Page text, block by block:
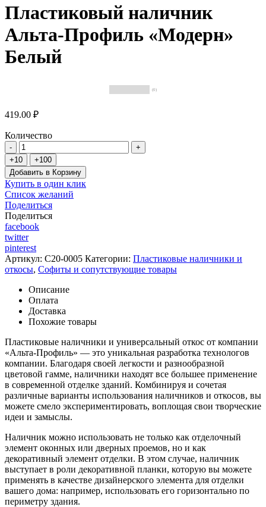
Пластиковый наличник
Альта-Профиль «Модерн»
Белый
(0)
419.00 ₽
Количество
Добавить в Корзину
Купить в один клик
Список желаний
Поделиться
Поделиться
facebook
twitter
pinterest
Артикул: C20-0005 Категории: Пластиковые наличники и
откосы, Софиты и сопутствующие товары
Описание
Оплата
Доставка
Похожие товары
Пластиковые наличники и универсальный откос от компании
«Альта-Профиль» — это уникальная разработка технологов
компании. Благодаря своей легкости и разнообразной
цветовой гамме, наличники находят все большее применение
в современной отделке зданий. Комбинируя и сочетая
различные варианты использования наличников и откосов, вы
можете смело экспериментировать, воплощая свои творческие
идеи и замыслы.
Наличник можно использовать не только как отделочный
элемент оконных или дверных проемов, но и как
декоративный элемент отделки. В этом случае, наличник
выступает в роли декоративной планки, которую вы можете
применять в качестве дизайнерского элемента для отделки
вашего дома: например, использовать его горизонтально по
периметру здания.